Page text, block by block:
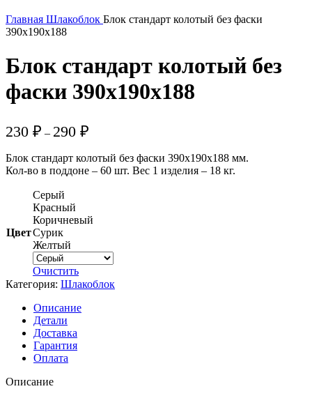
Главная Шлакоблок Блок стандарт колотый без фаски
390х190х188
Блок стандарт колотый без
фаски 390х190х188
230 ₽ – 290 ₽
230 ₽
–
Блок стандарт колотый без фаски 390х190х188 мм.
Кол-во в поддоне – 60 шт. Вес 1 изделия – 18 кг.
Цвет
Серый
Красный
Коричневый
Сурик
Желтый
Очистить
Категория: Шлакоблок
Описание
Детали
Доставка
Гарантия
Оплата
Описание